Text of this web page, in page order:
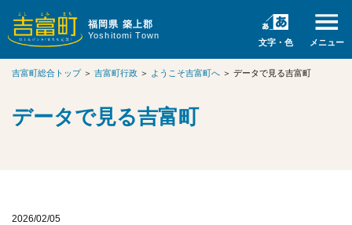
福岡県 築上郡
Yoshitomi Town
文字・色 メニュー
吉富町総合トップ＞ 吉富町行政 ＞ ようこそ吉富町へ ＞ データで見る吉富町
データで見る吉富町
2026/02/05